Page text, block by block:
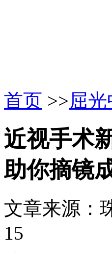
首页 >>屈
近视手术
助你摘镜
文章来源：
15